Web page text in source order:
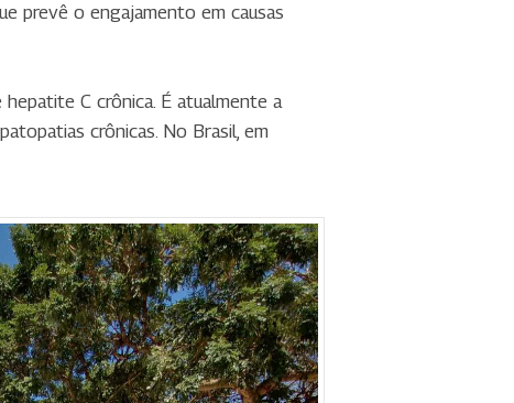
prevê o engajamento em causas
C crônica. É atualmente a
crônicas. No Brasil, em